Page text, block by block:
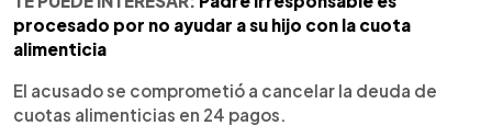
procesado por no ayudar a su hijo con la cuota
alimenticia
El acusado se comprometió a cancelar la deuda de
cuotas alimenticias en 24 pagos.